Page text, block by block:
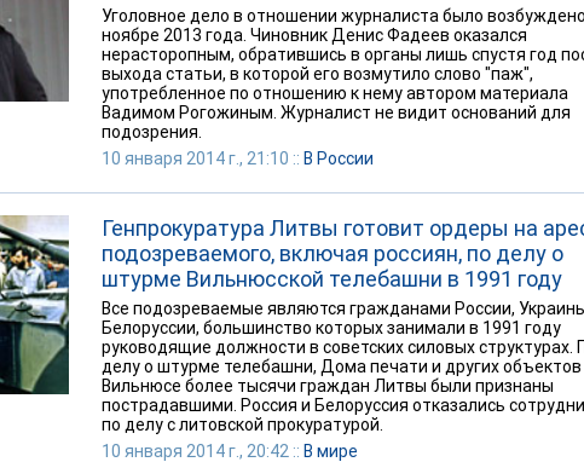
Уголовное дело в отношении журналиста было
ноябре 2013 года. Чиновник Денис Фадеев оказался
нерасторопным, обратившись в органы лишь спустя год
выхода статьи, в которой его возмутило слово "паж",
употребленное по отношению к нему автором материала
Вадимом Рогожиным. Журналист не видит оснований для
подозрения.
10 января 2014 г., 21:10 :: В России
Генпрокуратура Литвы готовит ордеры на
подозреваемого, включая россиян, по делу о
штурме Вильнюсской телебашни в 1991 году
Все подозреваемые являются гражданами России,
Белоруссии, большинство которых занимали в 1991 году
руководящие должности в советских силовых структурах.
делу о штурме телебашни, Дома печати и других объектов
Вильнюсе более тысячи граждан Литвы были признаны
пострадавшими. Россия и Белоруссия отказались
по делу с литовской прокуратурой.
10 января 2014 г., 20:42 :: В мире